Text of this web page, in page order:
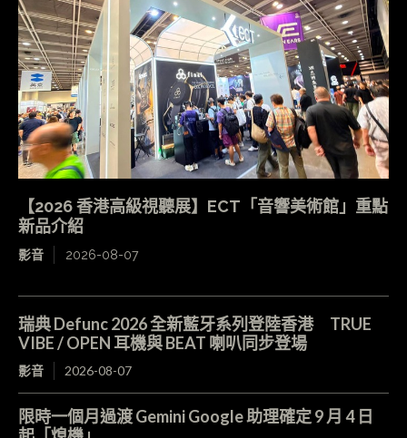
【2026 香港高級視聽展】ECT「音響美術館」重點
新品介紹
影音 2026-08-07
瑞典 Defunc 2026 全新藍牙系列登陸香港 TRUE
VIBE / OPEN 耳機與 BEAT 喇叭同步登場
影音 2026-08-07
限時一個月過渡 Gemini Google 助理確定 9 月 4 日